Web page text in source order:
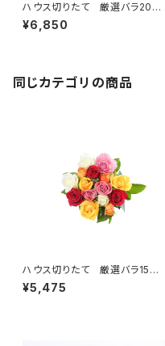
ハウス切りたて 厳選バラ20
本 ＜ご自宅用＞ 【送料無
料】
¥6,850
同じカテゴリの商品
ハウス切りたて 厳選バラ15
本 ＜ご自宅用＞ 【送料無
料】
¥5,475